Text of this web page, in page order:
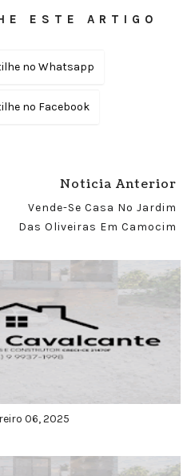
ESTE ARTIGO
no Whatsapp
no Facebook
Noticia Anterior
Vende-Se Casa No Jardim
Das Oliveiras Em Camocim
06, 2025